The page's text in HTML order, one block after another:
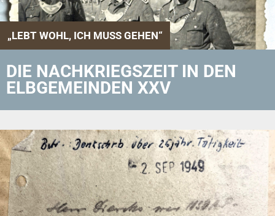
„LEBT WOHL, ICH MUSS GEHEN“
DIE NACHKRIEGSZEIT IN DEN
ELBGEMEINDEN XXV